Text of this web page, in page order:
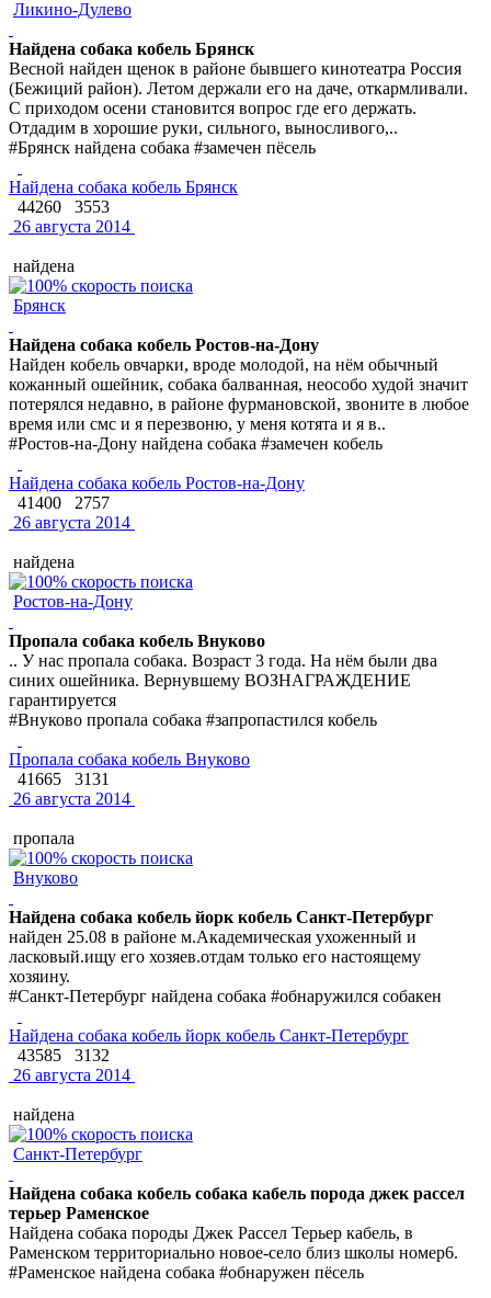
Ликино-Дулево
Найдена собака кобель Брянск
Весной найден щенок в районе бывшего кинотеатра Россия
(Бежиций район). Летом держали его на даче, откармливали.
С приходом осени становится вопрос где его держать.
Отдадим в хорошие руки, сильного, выносливого,..
#Брянск найдена собака #замечен пёсель
Найдена собака кобель Брянск
44260
3553
26 августа 2014
найдена
Брянск
Найдена собака кобель Ростов-на-Дону
Найден кобель овчарки, вроде молодой, на нём обычный
кожанный ошейник, собака балванная, неособо худой значит
потерялся недавно, в районе фурмановской, звоните в любое
время или смс и я перезвоню, у меня котята и я в..
#Ростов-на-Дону найдена собака #замечен кобель
Найдена собака кобель Ростов-на-Дону
41400
2757
26 августа 2014
найдена
Ростов-на-Дону
Пропала собака кобель Внуково
.. У нас пропала собака. Возраст 3 года. На нём были два
синих ошейника. Вернувшему ВОЗНАГРАЖДЕНИЕ
гарантируется
#Внуково пропала собака #запропастился кобель
Пропала собака кобель Внуково
41665
3131
26 августа 2014
пропала
Внуково
Найдена собака кобель йорк кобель Санкт-Петербург
найден 25.08 в районе м.Академическая ухоженный и
ласковый.ищу его хозяев.отдам только его настоящему
хозяину.
#Санкт-Петербург найдена собака #обнаружился собакен
Найдена собака кобель йорк кобель Санкт-Петербург
43585
3132
26 августа 2014
найдена
Санкт-Петербург
Найдена собака кобель собака кабель порода джек рассел
терьер Раменское
Найдена собака породы Джек Рассел Терьер кабель, в
Раменском территориально новое-село близ школы номер6.
#Раменское найдена собака #обнаружен пёсель